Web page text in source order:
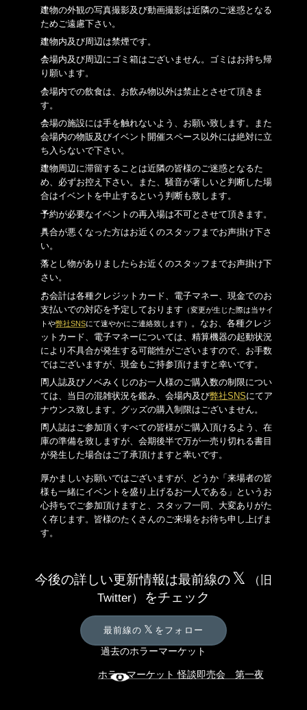
建物の外観の写真撮影及び動画撮影は近隣のご迷惑となる
ためご遠慮下さい。
建物内及び周辺は禁煙です。
会場内及び周辺にゴミ箱はございません。ゴミはお持ち帰
り願います。
会場内での飲食は、お飲み物以外は禁止とさせて頂きま
す。
会場の施設には手を触れないよう、お願い致します。また
会場内の物販及びイベント開催スペース以外には絶対に立
ち入らないで下さい。
建物周辺に滞留することは近隣の皆様のご迷惑となるた
め、必ずお控え下さい。また、騒音が著しいと判断した場
合はイベントを中止するという判断も致します。
予約が必要なイベントの再入場は不可とさせて頂きます。
具合が悪くなった方はお近くのスタッフまでお声掛け下さ
い。
落とし物がありましたらお近くのスタッフまでお声掛け下
さい。
お会計は各種クレジットカード、電子マネー、現金でのお
支払いでの対応を予定しております
（変更が生じた際は当サイ
トや弊社SNSにて速やかにご連絡致します）
。なお、各種クレジ
ットカード、電子マネーについては、精算機器の起動状況
により不具合が発生する可能性がございますので、お手数
ではございますが、現金もご持参頂けますと幸いです。
同人誌及びノベみくじのお一人様のご購入数の制限につい
ては、当日の混雑状況を鑑み、会場内及び弊社SNSにてア
ナウンス致します。グッズの購入制限はございません。
同人誌はご参加頂くすべての皆様がご購入頂けるよう、在
庫の準備を致しますが、会期後半で万が一売り切れる書目
が発生した場合はご了承頂けますと幸いです。
厚かましいお願いではございますが、どうか「来場者の皆
様も一緒にイベントを盛り上げるお一人である」というお
心持ちでご参加頂けますと、スタッフ一同、大変ありがた
く存じます。皆様のたくさんのご来場をお待ち申し上げま
す。
今後の詳しい更新情報は最前線の𝕏
（旧
Twitter）
をチェック
最前線の 𝕏 をフォロー
過去のホラーマーケット
ホラーマーケット 怪談即売会 第一夜